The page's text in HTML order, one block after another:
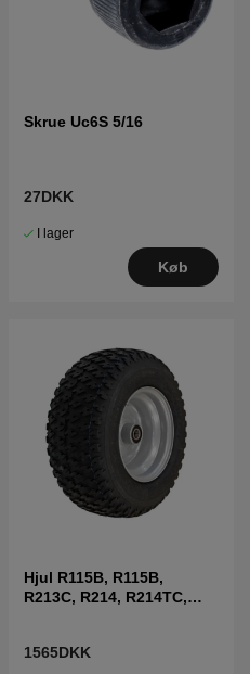
Skrue Uc6S 5/16
27DKK
I lager
Køb
Hjul R115B, R115B,
R213C, R214, R214TC,
1565DKK